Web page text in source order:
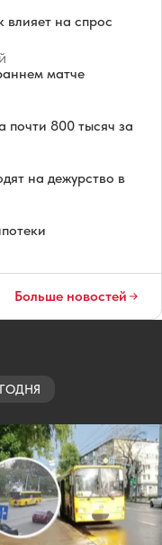
на спрос
матче
почти 800 тысяч за
на дежурство в
Больше новостей